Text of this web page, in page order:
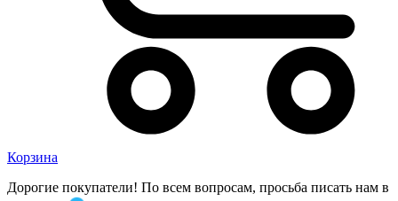
Корзина
Дорогие покупатели! По всем вопросам, просьба писать нам в